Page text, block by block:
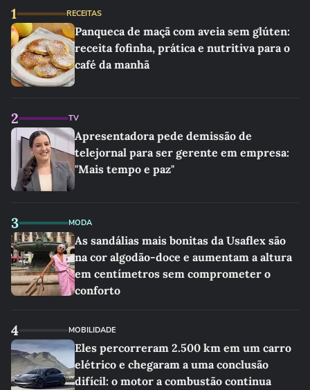
1 RECEITAS
Panqueca de maçã com aveia sem glúten:
receita fofinha, prática e nutritiva para o
café da manhã
2 TV
Apresentadora pede demissão de
telejornal para ser gerente em empresa:
"Mais tempo e paz"
3 MODA
As sandálias mais bonitas da Usaflex são
na cor algodão-doce e aumentam a altura
em centímetros sem comprometer o
conforto
4 MOBILIDADE
Eles percorreram 2.500 km em um carro
elétrico e chegaram a uma conclusão
difícil: o motor a combustão continua